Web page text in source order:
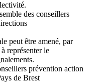
des conseillers
peut être amené, par
représenter le
prévention action
de Brest